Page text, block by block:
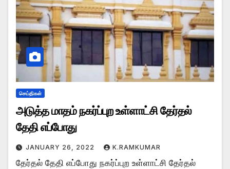
செய்திகள்
அடுத்த மாதம் நகர்ப்புற உள்ளாட்சி தேர்தல்
தேதி எப்போது
JANUARY 26, 2022 K.RAMKUMAR
தேர்தல் தேதி எப்போது நகர்ப்புற உள்ளாட்சி தேர்தல்